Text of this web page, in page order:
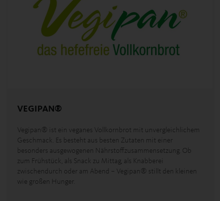
VEGIPAN®
Vegipan® ist ein veganes Vollkornbrot mit unvergleichlichem
Geschmack. Es besteht aus besten Zutaten mit einer
besonders ausgewogenen Nährstoffzusammensetzung. Ob
zum Frühstück, als Snack zu Mittag, als Knabberei
zwischendurch oder am Abend – Vegipan® stillt den kleinen
wie großen Hunger.